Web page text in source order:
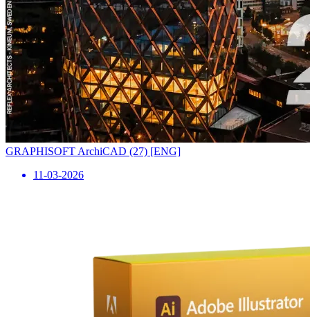
GRAPHISOFT ArchiCAD (27) [ENG]
11-03-2026